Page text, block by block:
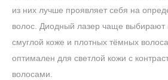
из них лучше проявляет себя на
волос. Диодный лазер чаще выбирают
смуглой коже и плотных тёмных
оптимален для светлой кожи с
волосами.